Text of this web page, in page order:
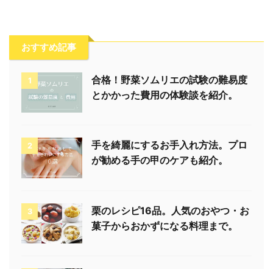
おすすめ記事
1
合格！野菜ソムリエの試験の難易度
とかかった費用の体験談を紹介。
2
手を綺麗にするお手入れ方法。プロ
が勧める手の甲のケアも紹介。
3
栗のレシピ16品。人気のおやつ・お
菓子からおかずになる料理まで。